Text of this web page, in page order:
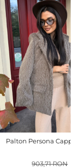
Palton Persona
903,71 RON